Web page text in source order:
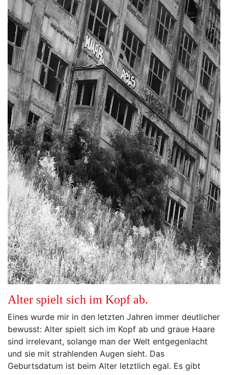
Alter spielt sich im Kopf ab.
Eines wurde mir in den letzten Jahren immer deutlicher
bewusst: Alter spielt sich im Kopf ab und graue Haare
sind irrelevant, solange man der Welt entgegenlacht
und sie mit strahlenden Augen sieht. Das
Geburtsdatum ist beim Alter letztlich egal. Es gibt